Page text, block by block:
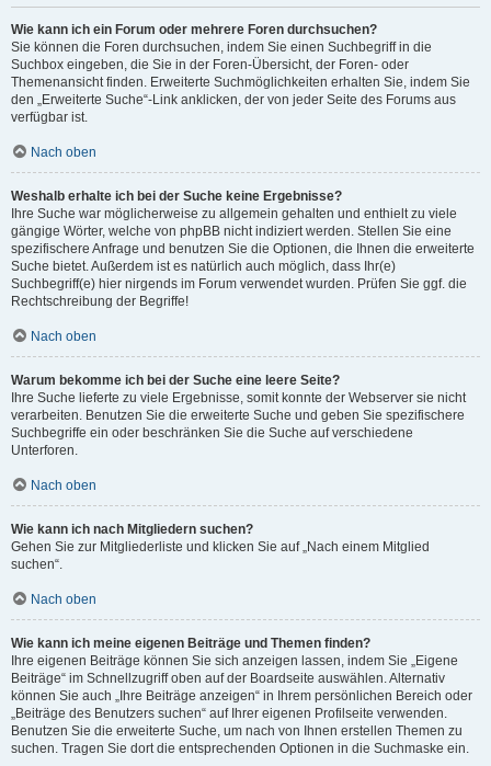
Wie kann ich ein Forum oder mehrere Foren durchsuchen?
Sie können die Foren durchsuchen, indem Sie einen Suchbegriff in die
Suchbox eingeben, die Sie in der Foren-Übersicht, der Foren- oder
Themenansicht finden. Erweiterte Suchmöglichkeiten erhalten Sie, indem Sie
den „Erweiterte Suche“-Link anklicken, der von jeder Seite des Forums aus
verfügbar ist.
Nach oben
Weshalb erhalte ich bei der Suche keine Ergebnisse?
Ihre Suche war möglicherweise zu allgemein gehalten und enthielt zu viele
gängige Wörter, welche von phpBB nicht indiziert werden. Stellen Sie eine
spezifischere Anfrage und benutzen Sie die Optionen, die Ihnen die erweiterte
Suche bietet. Außerdem ist es natürlich auch möglich, dass Ihr(e)
Suchbegriff(e) hier nirgends im Forum verwendet wurden. Prüfen Sie ggf. die
Rechtschreibung der Begriffe!
Nach oben
Warum bekomme ich bei der Suche eine leere Seite?
Ihre Suche lieferte zu viele Ergebnisse, somit konnte der Webserver sie nicht
verarbeiten. Benutzen Sie die erweiterte Suche und geben Sie spezifischere
Suchbegriffe ein oder beschränken Sie die Suche auf verschiedene
Unterforen.
Nach oben
Wie kann ich nach Mitgliedern suchen?
Gehen Sie zur Mitgliederliste und klicken Sie auf „Nach einem Mitglied
suchen“.
Nach oben
Wie kann ich meine eigenen Beiträge und Themen finden?
Ihre eigenen Beiträge können Sie sich anzeigen lassen, indem Sie „Eigene
Beiträge“ im Schnellzugriff oben auf der Boardseite auswählen. Alternativ
können Sie auch „Ihre Beiträge anzeigen“ in Ihrem persönlichen Bereich oder
„Beiträge des Benutzers suchen“ auf Ihrer eigenen Profilseite verwenden.
Benutzen Sie die erweiterte Suche, um nach von Ihnen erstellen Themen zu
suchen. Tragen Sie dort die entsprechenden Optionen in die Suchmaske ein.